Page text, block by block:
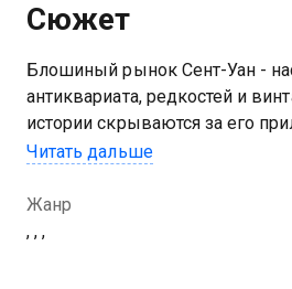
Сюжет
Блошиный рынок Сент-Уан -
антиквариата, редкостей и
истории скрываются за его
можно найти?
Читать дальше
Жанр
, , ,